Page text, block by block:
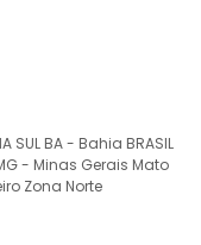
SUL BA - Bahia BRASIL
- Minas Gerais Mato
Zona Norte